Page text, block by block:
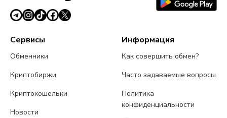
Сервисы
Обменники
Криптобиржи
Криптокошельки
Новости
Информация
Как совершить обмен?
Часто задаваемые вопросы
Политика
конфиденциальности